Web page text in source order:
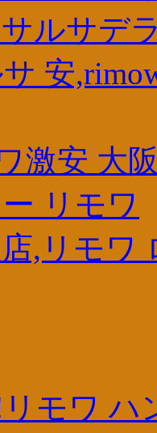
ルサデ
安
激安 大
リモワ
,リモワ
モワ ハ